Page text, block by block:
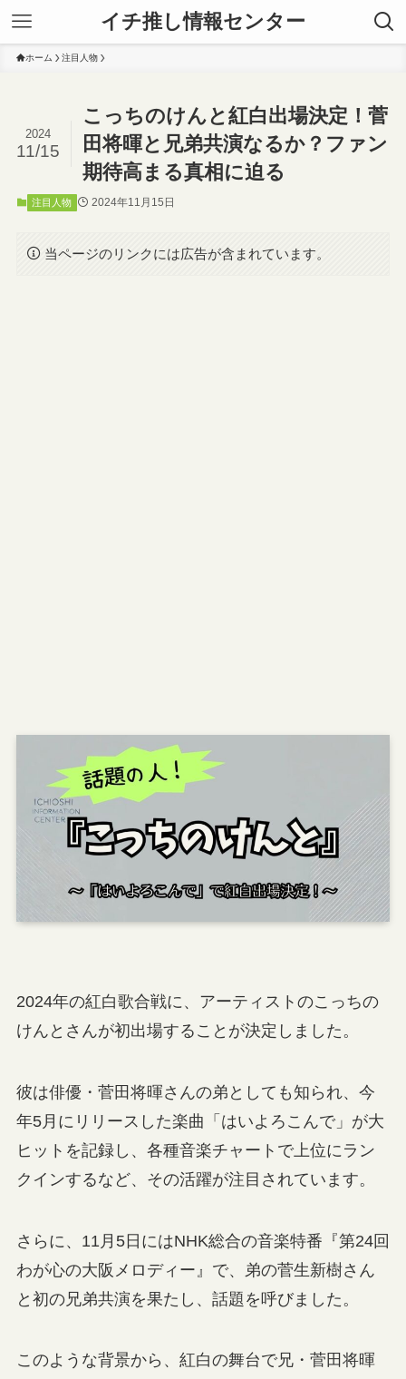
イチ推し情報センター
ホーム 注目人物
こっちのけんと紅白出場決定！菅
田将暉と兄弟共演なるか？ファン
期待高まる真相に迫る
2024
11/15
注目人物 2024年11月15日
当ページのリンクには広告が含まれています。
2024年の紅白歌合戦に、アーティストのこっちの
けんとさんが初出場することが決定しました。
彼は俳優・菅田将暉さんの弟としても知られ、今
年5月にリリースした楽曲「はいよろこんで」が大
ヒットを記録し、各種音楽チャートで上位にラン
クインするなど、その活躍が注目されています。
さらに、11月5日にはNHK総合の音楽特番『第24回
わが心の大阪メロディー』で、弟の菅生新樹さん
と初の兄弟共演を果たし、話題を呼びました。
このような背景から、紅白の舞台で兄・菅田将暉